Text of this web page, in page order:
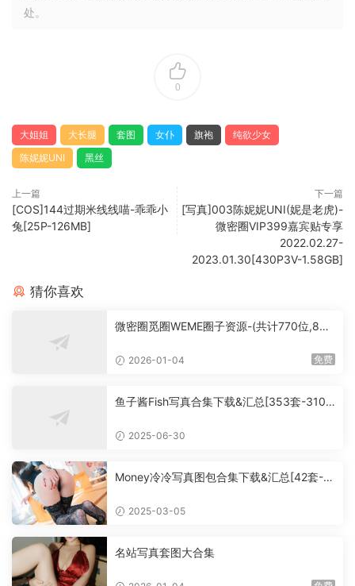
处。
0
大姐姐 大长腿 套图 女仆 旗袍
纯欲少女
陈妮妮UNI
黑丝
上一篇
[COS]144过期米线线喵-乖乖小
兔[25P-126MB]
下一篇
[写真]003陈妮妮UNI(妮是老虎)-
微密圈VIP399嘉宾贴专享
2022.02.27-
2023.01.30[430P3V-1.58GB]
猜你喜欢
微密圈觅圈WEME圈子资源-(共计770位,860
2026-01-04 免费
鱼子酱Fish写真合集下载&汇总[353套-310.
2025-06-30
Money冷冷写真图包合集下载&汇总[42套-5
2025-03-05
名站写真套图大合集